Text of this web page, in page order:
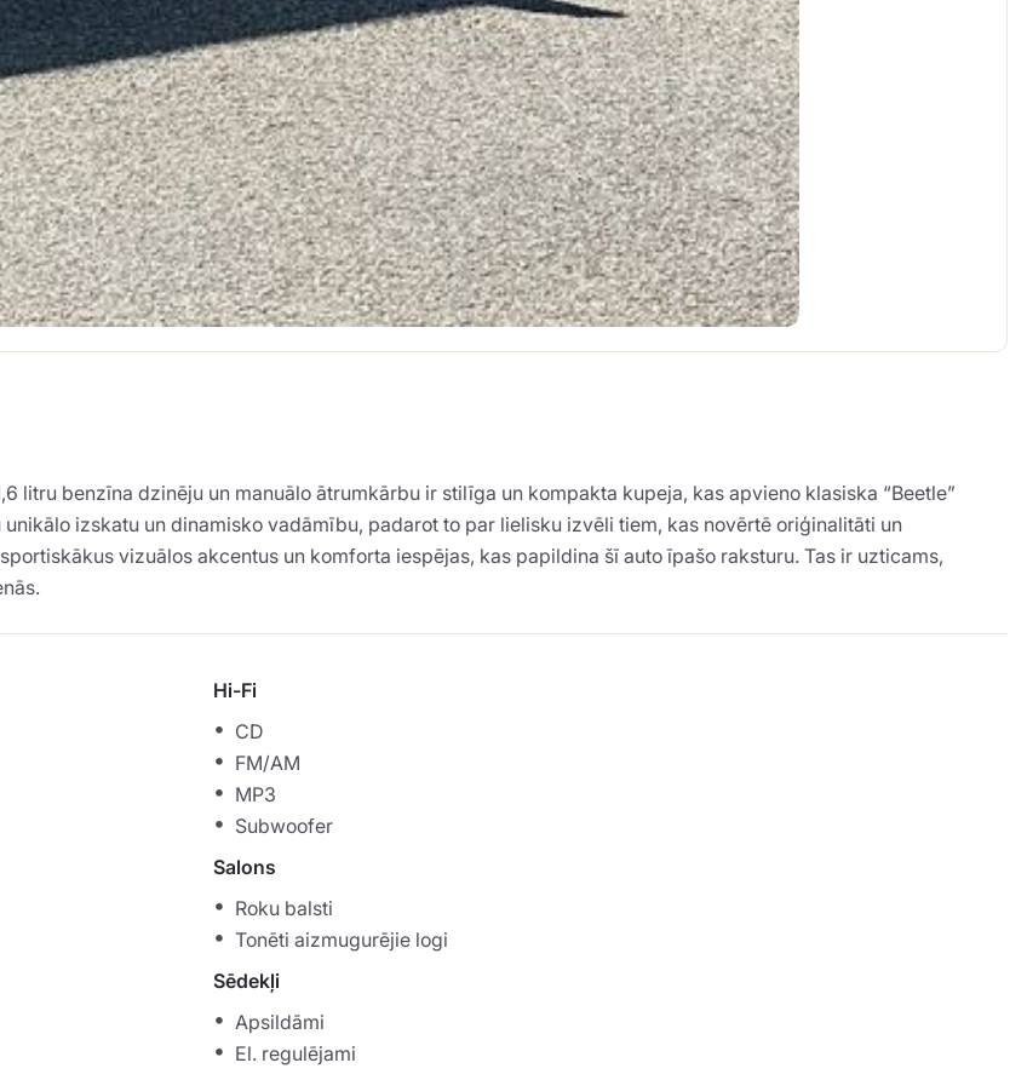
litru benzīna dzinēju un manuālo ātrumkārbu ir stilīga un kompakta kupeja, kas apvieno klasiska “Beetle”
izskatu un dinamisko vadāmību, padarot to par lielisku izvēli tiem, kas novērtē oriģinalitāti un
vizuālos akcentus un komforta iespējas, kas papildina šī auto īpašo raksturu. Tas ir uzticams,
Hi-Fi
CD
FM/AM
MP3
Subwoofer
Salons
Roku balsti
Tonēti aizmugurējie logi
Sēdekļi
Apsildāmi
El. regulējami